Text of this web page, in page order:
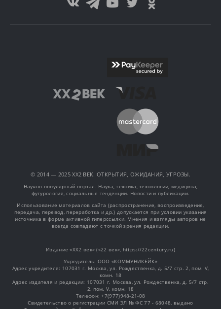
© 2014 — 2025 XX2 ВЕК. ОТКРЫТИЯ, ОЖИДАНИЯ, УГРОЗЫ.
Научно-популярный портал. Наука, техника, технологии, медицина,
футурология, социальные тенденции. Новости и публикации.
Использование материалов сайта (распространение, воспроизведение,
передача, перевод, переработка и др.) допускается при условии указания
источника в форме активной гиперссылки. Мнения и взгляды авторов не
всегда совпадают с точкой зрения редакции.
Издание «XX2 век» («22 век», https://22century.ru)
Учредитель: OOO «КОММУНИКЕЙК»
Адрес учредителя: 107031 г. Москва, ул. Рождественка, д. 5/7 стр. 2, пом. V,
комн. 18
Адрес издателя и редакции: 107031 г. Москва, ул. Рождественка, д. 5/7 стр.
2, пом. V, комн. 18
Телефон: +7(977)948-21-08
Свидетельство о регистрации СМИ ЭЛ № ФС 77 - 68048, выдано